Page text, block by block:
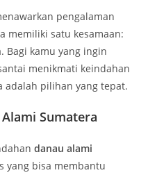
pengalaman
memiliki satu kesamaan:
Bagi kamu yang ingin
menikmati keindahan
adalah pilihan yang tepat.
Sumatera
danau alami
yang bisa membantu